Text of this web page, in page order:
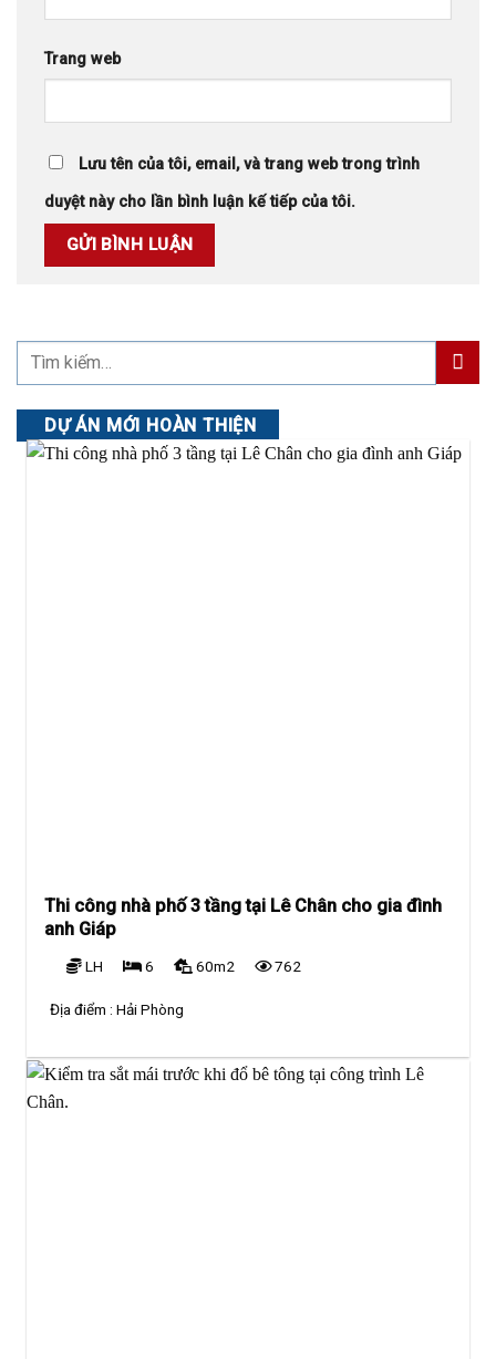
Trang web
Lưu tên của tôi, email, và trang web trong trình
duyệt này cho lần bình luận kế tiếp của tôi.
DỰ ÁN MỚI HOÀN THIỆN
Thi công nhà phố 3 tầng tại Lê Chân cho gia đình
anh Giáp
LH 6 60m2 762
Địa điểm :Hải Phòng